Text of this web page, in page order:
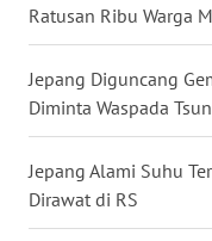
Ratusan Ribu Warga
Jepang Diguncang
Diminta Waspada
Jepang Alami Suhu
Dirawat di RS
BABEL
WN
SUMBAR
WN
SUMSEL